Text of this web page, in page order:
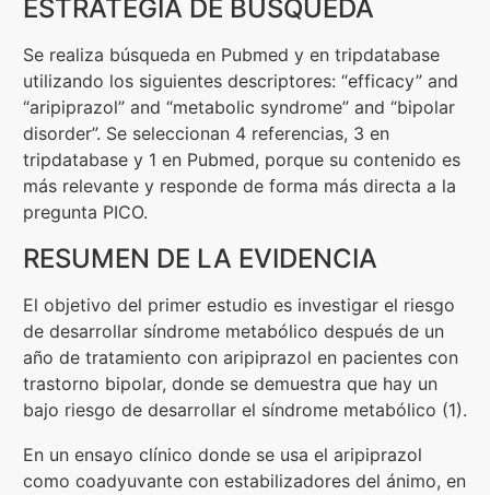
ESTRATEGIA DE BUSQUEDA
Se realiza búsqueda en Pubmed y en tripdatabase
utilizando los siguientes descriptores: “efficacy” and
“aripiprazol” and “metabolic syndrome” and “bipolar
disorder”. Se seleccionan 4 referencias, 3 en
tripdatabase y 1 en Pubmed, porque su contenido es
más relevante y responde de forma más directa a la
pregunta PICO.
RESUMEN DE LA EVIDENCIA
El objetivo del primer estudio es investigar el riesgo
de desarrollar síndrome metabólico después de un
año de tratamiento con aripiprazol en pacientes con
trastorno bipolar, donde se demuestra que hay un
bajo riesgo de desarrollar el síndrome metabólico (1).
En un ensayo clínico donde se usa el aripiprazol
como coadyuvante con estabilizadores del ánimo, en